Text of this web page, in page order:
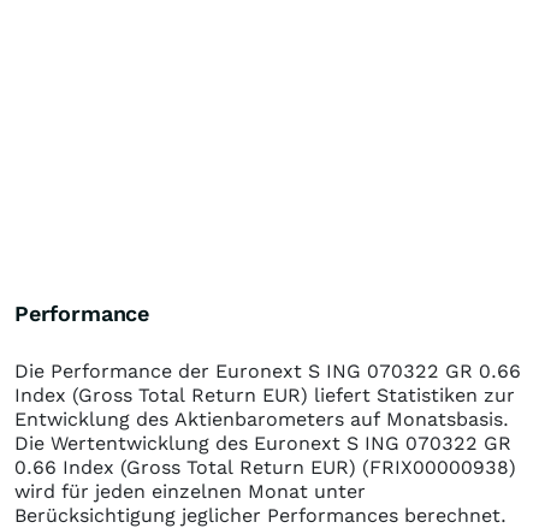
Performance
Die Performance der Euronext S ING 070322 GR 0.66
Index (Gross Total Return EUR) liefert Statistiken zur
Entwicklung des Aktienbarometers auf Monatsbasis.
Die Wertentwicklung des Euronext S ING 070322 GR
0.66 Index (Gross Total Return EUR) (FRIX00000938)
wird für jeden einzelnen Monat unter
Berücksichtigung jeglicher Performances berechnet.